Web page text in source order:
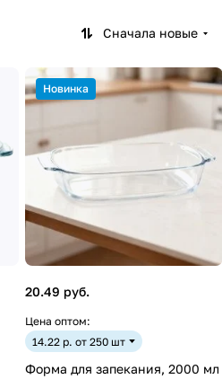
Сначала новые
Новинка
20.49 руб.
Цена оптом:
14.22 р. от 250 шт
Форма для запекания, 2000 мл